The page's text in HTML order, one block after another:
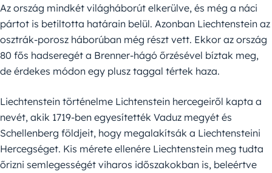
Az ország mindkét világháborút elkerülve, és még a náci
pártot is betiltotta határain belül. Azonban Liechtenstein az
osztrák-porosz háborúban még részt vett. Ekkor az ország
80 fős hadseregét a Brenner-hágó őrzésével bíztak meg,
de érdekes módon egy plusz taggal tértek haza.
Liechtenstein történelme Lichtenstein hercegeiről kapta a
nevét, akik 1719-ben egyesítették Vaduz megyét és
Schellenberg földjeit, hogy megalakítsák a Liechtensteini
Hercegséget. Kis mérete ellenére Liechtenstein meg tudta
őrizni semlegességét viharos időszakokban is, beleértve